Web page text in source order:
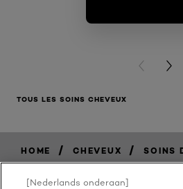
TOUS LES SOINS CHEVEUX
HOME / CHEVEUX / SOINS
[Nederlands onderaan]